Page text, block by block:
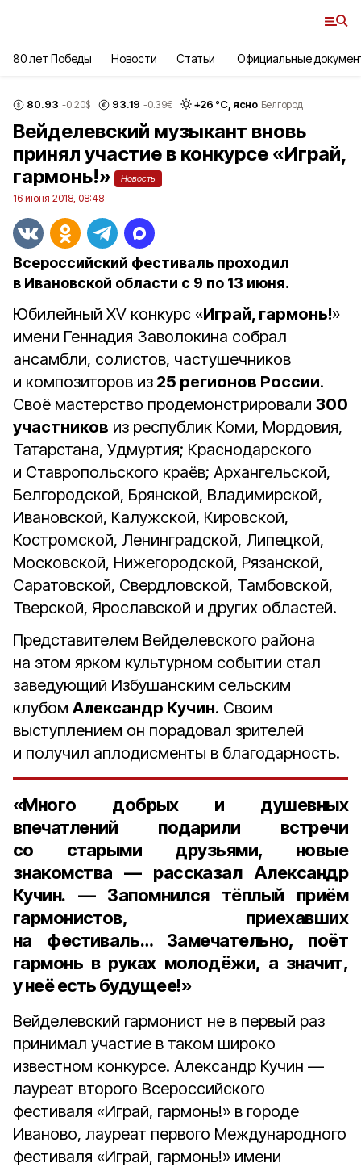
80 лет Победы Новости Статьи Официальные
80.93 -0.20$ 93.19 -0.39€ +26 °С, ясно Белгород
Вейделевский музыкант вновь
принял участие в конкурсе «Играй,
гармонь!»
Новость
16 июня 2018, 08:48
Всероссийский фестиваль проходил
в Ивановской области с 9 по 13 июня.
Юбилейный XV конкурс «Играй, гармонь!»
имени Геннадия Заволокина собрал
ансамбли, солистов, частушечников
и композиторов из 25 регионов России.
Своё мастерство продемонстрировали 300
участников из республик Коми, Мордовия,
Татарстана, Удмуртия; Краснодарского
и Ставропольского краёв; Архангельской,
Белгородской, Брянской, Владимирской,
Ивановской, Калужской, Кировской,
Костромской, Ленинградской, Липецкой,
Московской, Нижегородской, Рязанской,
Саратовской, Свердловской, Тамбовской,
Тверской, Ярославской и других областей.
Представителем Вейделевского района
на этом ярком культурном событии стал
заведующий Избушанским сельским
клубом Александр Кучин. Своим
выступлением он порадовал зрителей
и получил аплодисменты в благодарность.
«Много добрых и душевных
впечатлений подарили встречи
со старыми друзьями, новые
знакомства — рассказал Александр
Кучин. — Запомнился тёплый приём
гармонистов, приехавших
на фестиваль… Замечательно, поёт
гармонь в руках молодёжи, а значит,
у неё есть будущее!»
Вейделевский гармонист не в первый раз
принимал участие в таком широко
известном конкурсе. Александр Кучин —
лауреат второго Всероссийского
фестиваля «Играй, гармонь!» в городе
Иваново, лауреат первого Международного
фестиваля «Играй, гармонь!» имени